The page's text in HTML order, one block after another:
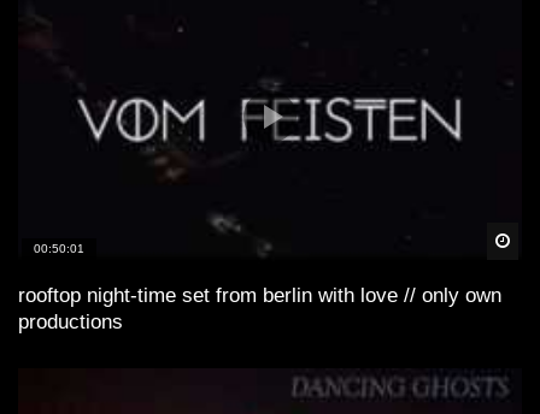
00:50:01
rooftop night-time set from berlin with love // only own
productions